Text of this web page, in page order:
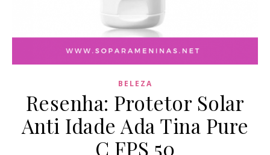
BELEZA
Resenha: Protetor Solar
Anti Idade Ada Tina Pure
C FPS 50